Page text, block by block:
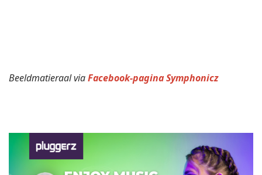
Beeldmatieraal viaFacebook-pagina Symphonicz